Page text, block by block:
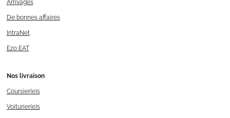
Arrivages
De bonnes affaires
IntraNet
Ezo EAT
Nos livraison
Coursier(e)s
Voiturier(e)s